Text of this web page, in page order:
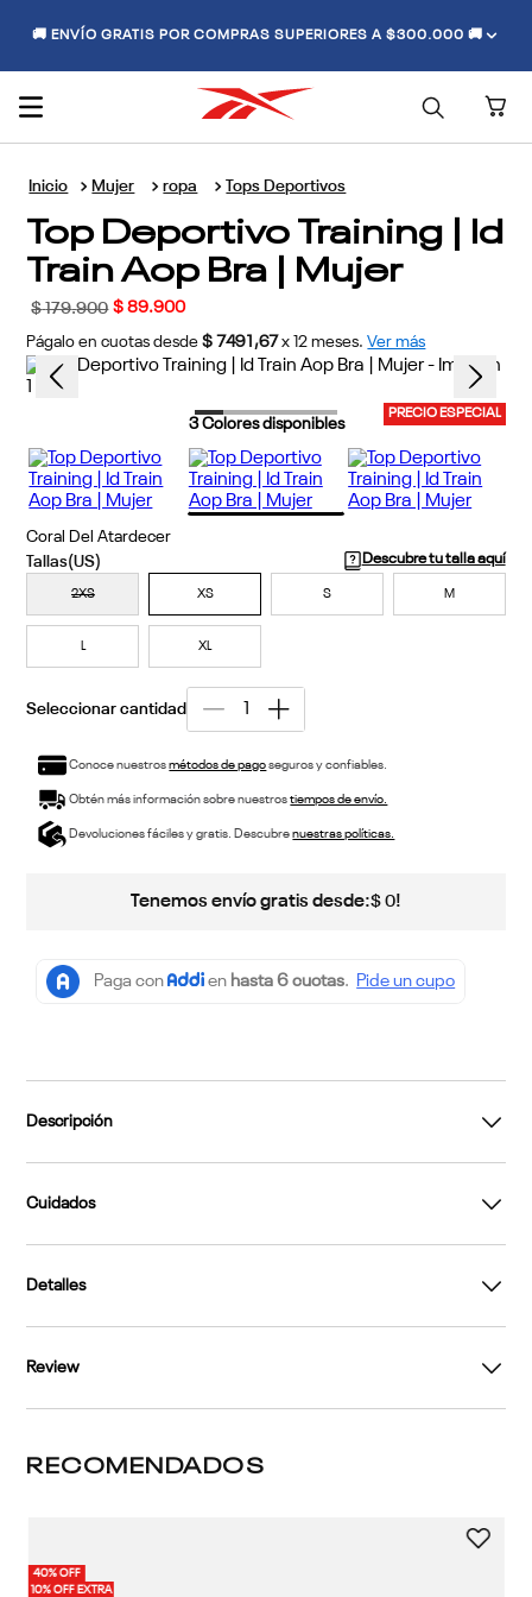
🚚 ENVÍO GRATIS POR COMPRAS SUPERIORES A $300.000 🚚
Mujer ropa Tops Deportivos
Top Deportivo Training | Id
Train Aop Bra | Mujer
$ 179.900 $ 89.900
Págalo en cuotas desde $ 7491,67 x 12 meses. Ver más
PRECIO ESPECIAL
3Colores disponibles
Coral Del Atardecer
Descubre tu talla aquí
2XS XS S M
L XL
Conoce nuestrosmétodos de pagoseguros y confiables.
Obtén más información sobre nuestrostiempos de envío.
Devoluciones fáciles y gratis. Descubrenuestras políticas.
Tenemos envío gratis desde:$ 0!
Descripción
Cuidados
Detalles
Review
RECOMENDADOS
40% OFF
10% OFF EXTRA